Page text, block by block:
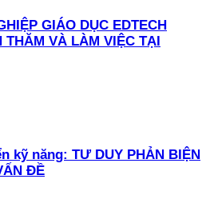
GIÁO DỤC EDTECH
VÀ LÀM VIỆC TẠI
kỹ năng: TƯ DUY PHẢN BIỆN
ĐỀ